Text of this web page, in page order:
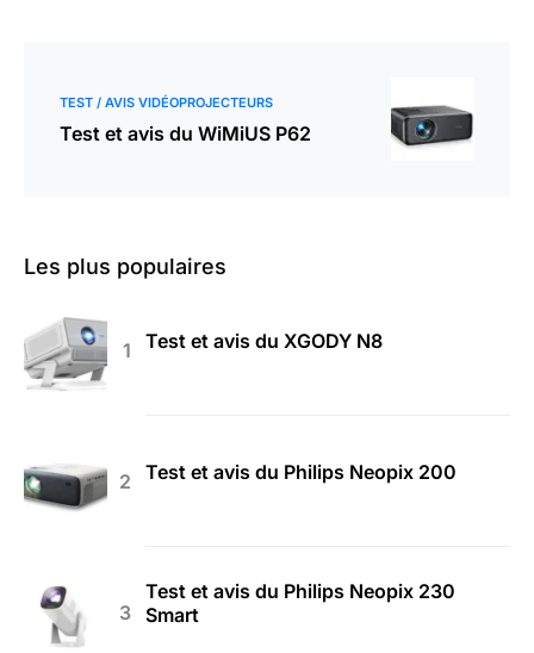
TEST / AVIS VIDÉOPROJECTEURS
Test et avis du WiMiUS P62
Les plus populaires
Test et avis du XGODY N8
Test et avis du Philips Neopix 200
Test et avis du Philips Neopix 230
Smart